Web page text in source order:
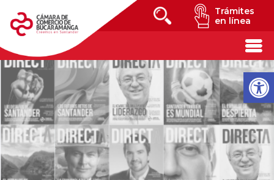
Trámites
en línea